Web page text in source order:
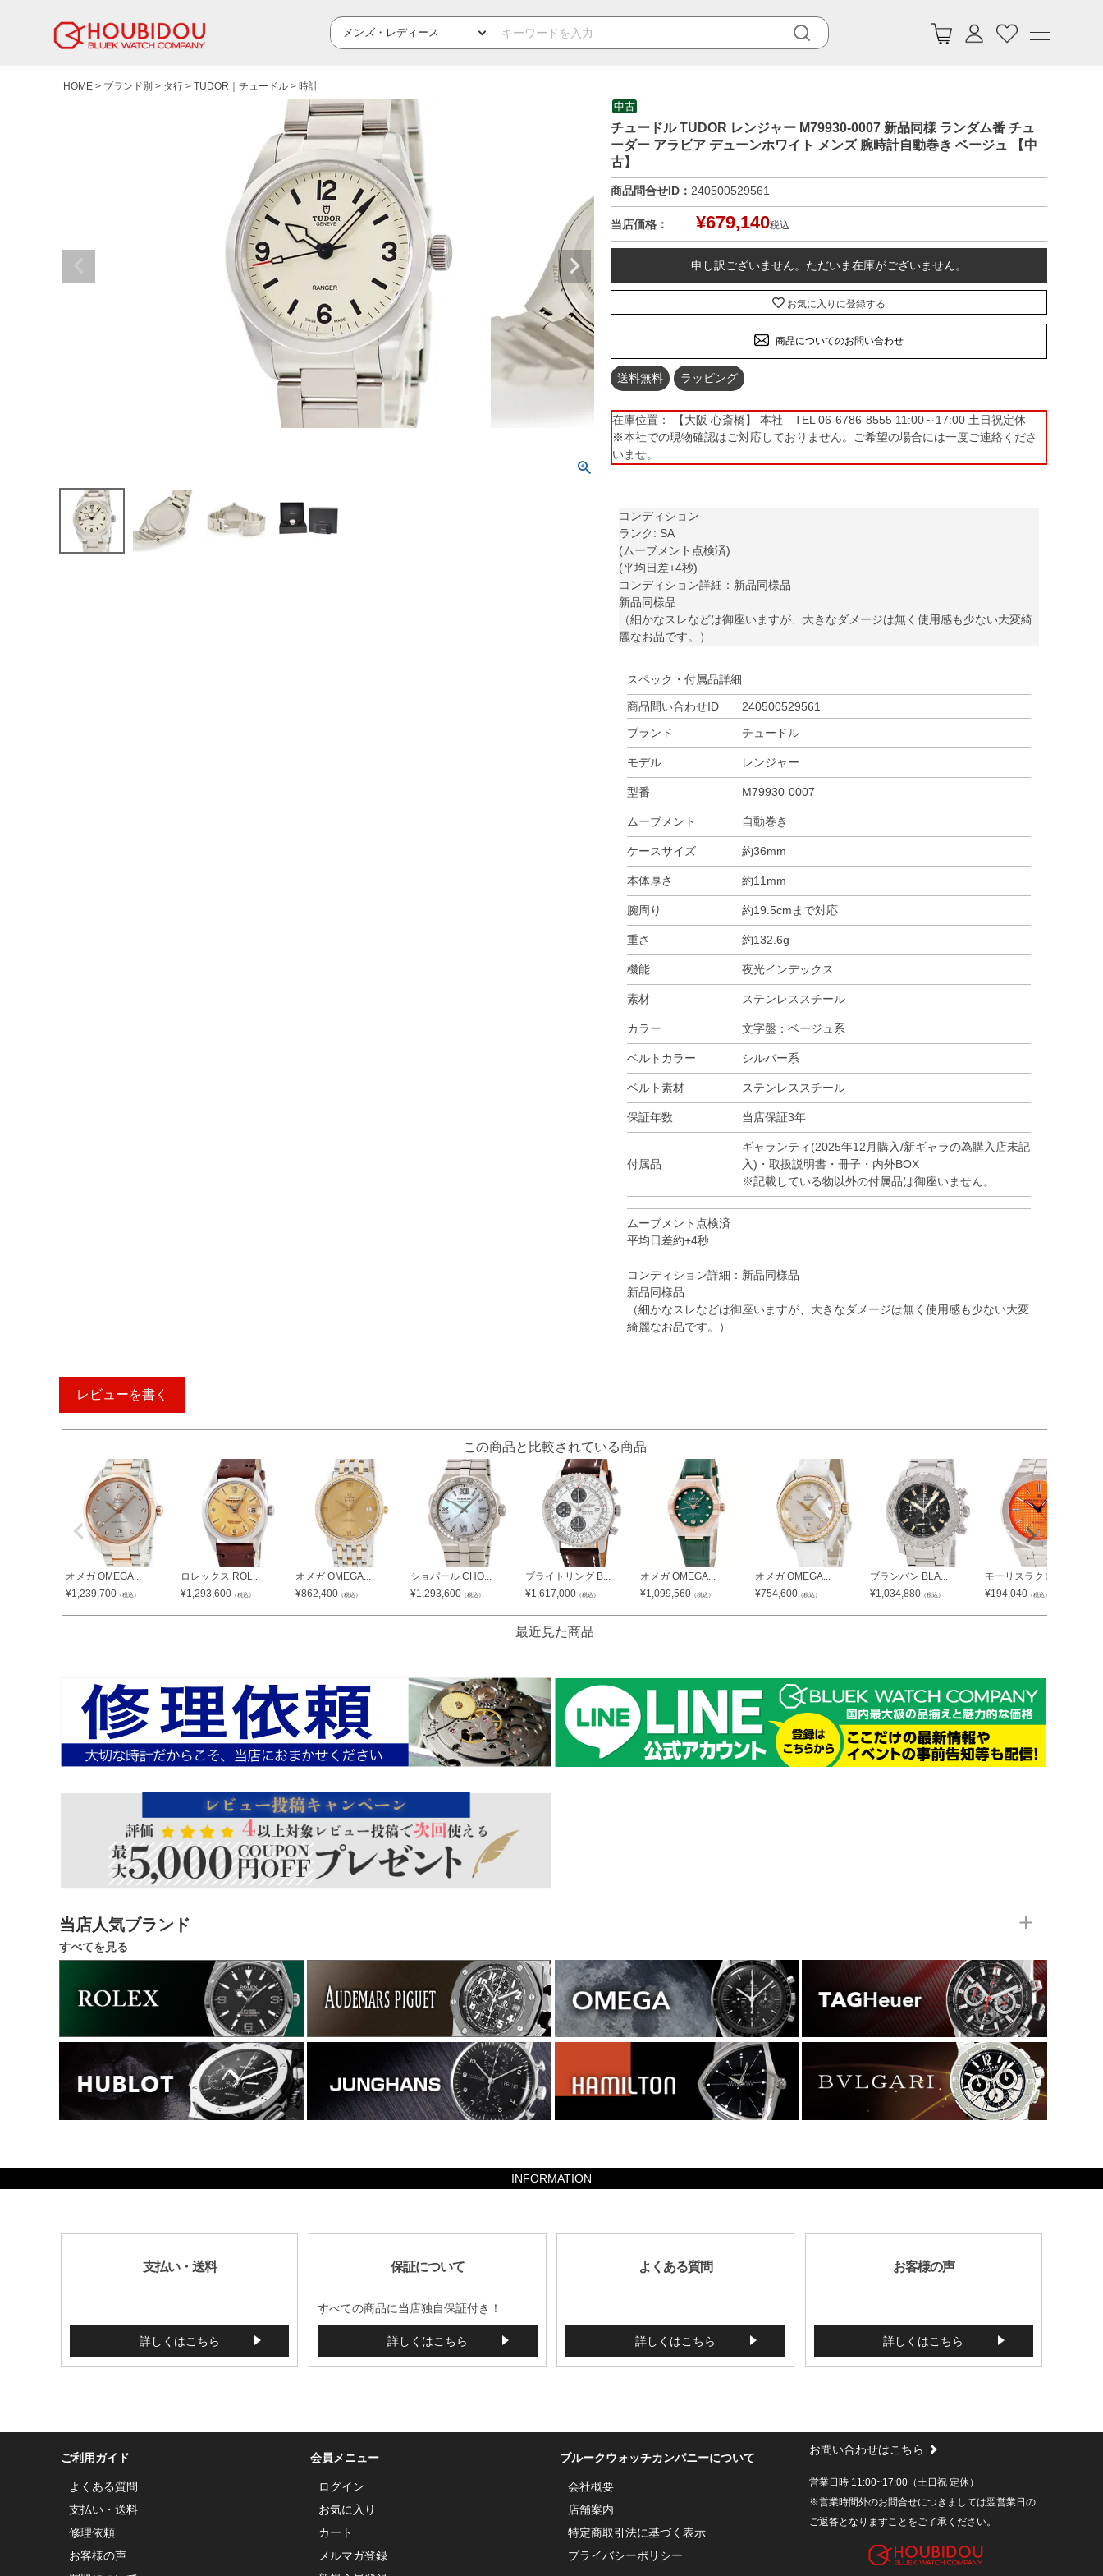
HOME ブランド別 タ行 TUDOR｜チュードル 時計
中古
チュードル TUDOR レンジャー M79930-0007 新品同様 ランダム番 チュ
ーダー アラビア デューンホワイト メンズ 腕時計自動巻き ベージュ 【中
古】
商品問合せID： 240500529561
当店価格： ¥679,140税込
申し訳ございません。ただいま在庫がございません。
お気に入りに登録する
商品についてのお問い合わせ
送料無料 ラッピング
在庫位置： 【大阪 心斎橋】 本社 TEL 06-6786-8555 11:00～17:00 土日祝定休
※本社での現物確認はご対応しておりません。ご希望の場合には一度ご連絡くださ
いませ。
コンディション
ランク: SA
(ムーブメント点検済)
(平均日差+4秒)
コンディション詳細：新品同様品
新品同様品
（細かなスレなどは御座いますが、大きなダメージは無く使用感も少ない大変綺
麗なお品です。）
スペック・付属品詳細
商品問い合わせID
240500529561
ブランド
チュードル
モデル レンジャー
型番 M79930-0007
ムーブメント 自動巻き
ケースサイズ 約36mm
本体厚さ 約11mm
腕周り 約19.5cmまで対応
重さ 約132.6g
機能 夜光インデックス
素材 ステンレススチール
カラー 文字盤：ベージュ系
ベルトカラー シルバー系
ベルト素材 ステンレススチール
保証年数 当店保証3年
付属品
ギャランティ(2025年12月購入/新ギャラの為購入店未記
入)・取扱説明書・冊子・内外BOX
※記載している物以外の付属品は御座いません。
ムーブメント点検済
平均日差約+4秒
コンディション詳細：新品同様品
新品同様品
（細かなスレなどは御座いますが、大きなダメージは無く使用感も少ない大変
綺麗なお品です。）
レビューを書く
この商品と比較されている商品
オメガ OMEGA...
¥1,239,700 （税込）
ロレックス ROL...
¥1,293,600 （税込）
オメガ OMEGA...
¥862,400 （税込）
ショパール CHO...
¥1,293,600 （税込）
ブライトリング B...
¥1,617,000 （税込）
オメガ OMEGA...
¥1,099,560 （税込）
オメガ OMEGA...
¥754,600 （税込）
ブランパン BLA...
¥1,034,880 （税込）
モーリスラクロア ...
¥194,040 （税込）
最近見た商品
当店人気ブランド
すべてを見る
INFORMATION
支払い・送料
詳しくはこちら
保証について
すべての商品に当店独自保証付き！
詳しくはこちら
よくある質問
詳しくはこちら
お客様の声
詳しくはこちら
ご利用ガイド
よくある質問
支払い・送料
修理依頼
お客様の声
会員メニュー
ログイン
お気に入り
カート
メルマガ登録
ブルークウォッチカンパニーについて
会社概要
店舗案内
特定商取引法に基づく表示
プライバシーポリシー
お問い合わせはこちら
営業日時 11:00~17:00（土日祝 定休）
※営業時間外のお問合せにつきましては翌営業日の
ご返答となりますことをご了承ください。